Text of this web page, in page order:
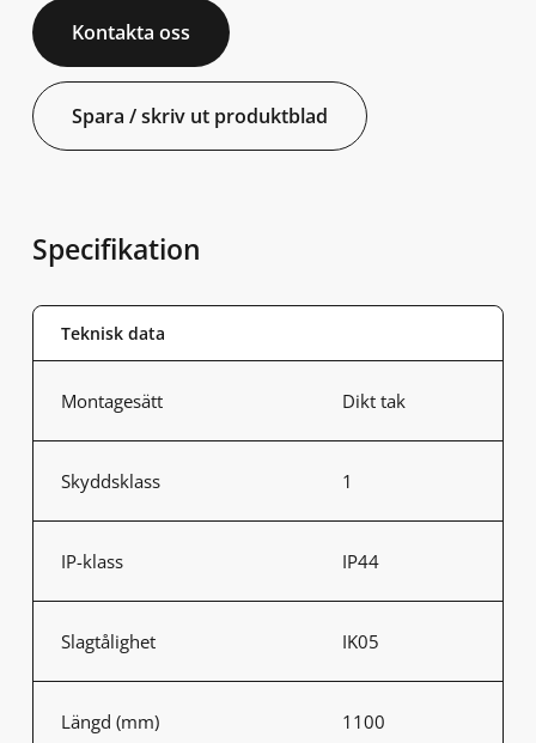
Kontakta oss
Spara / skriv ut produktblad
Specifikation
Teknisk data
Montagesätt Dikt tak
Skyddsklass 1
IP-klass IP44
Slagtålighet IK05
Längd (mm) 1100